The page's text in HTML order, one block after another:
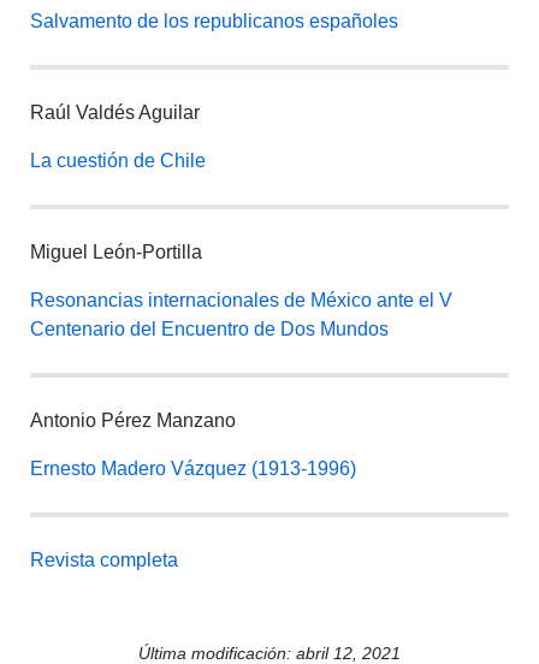
Salvamento de los republicanos españoles
Raúl Valdés Aguilar
La cuestión de Chile
Miguel León-Portilla
Resonancias internacionales de México ante el V
Centenario del Encuentro de Dos Mundos
Antonio Pérez Manzano
Ernesto Madero Vázquez (1913-1996)
Revista completa
Última modificación: abril 12, 2021